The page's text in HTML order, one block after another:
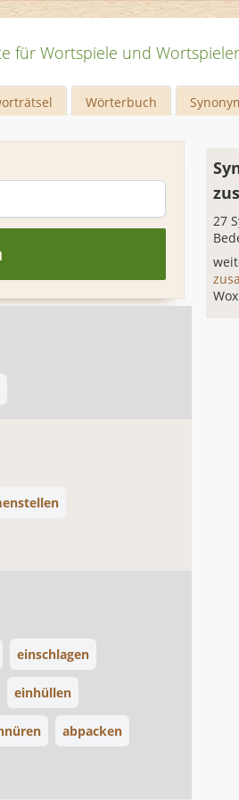
für Wortspiele und
Wörterbuch
einschlagen
einhüllen
abpacken
27